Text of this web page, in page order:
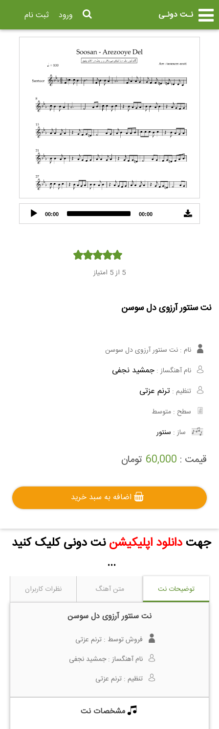
نـت دونـی ثبت نام ورود
Audio
Player
00:00 00:00
5 از 5 امتیاز
نت سنتور آرزوی دل سوسن
نام : نت سنتور آرزوی دل سوسن
نام آهنگساز : جمشید نجفی
تنظیم : ترنم عزتی
سطح : متوسط
ساز : سنتور
قیمت : 60,000 تومان
اضافه به سبد خرید
جهتدانلود اپلیکیشن نت دونی کلیک کنید
...
توضیحات نت متن آهنگ نظرات کاربران
نت سنتور آرزوی دل سوسن
فروش توسط : ترنم عزتی
نام آهنگساز :جمشید نجفی
تنظیم : ترنم عزتی
مشخصات نت